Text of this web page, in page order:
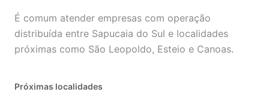
É comum atender empresas com operação
distribuída entre Sapucaia do Sul e localidades
próximas como São Leopoldo, Esteio e Canoas.
Próximas localidades